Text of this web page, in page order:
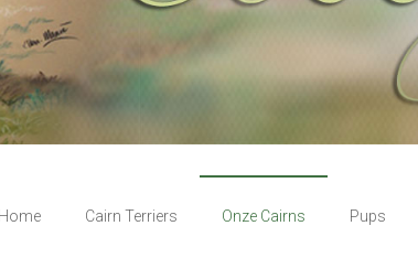
Home Cairn Terriers Onze Cairns Pups